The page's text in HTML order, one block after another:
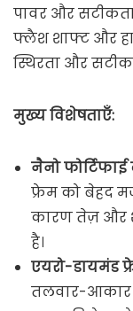
पावर और
फ्लैश शाफ्ट और
स्थिरता और
मुख्य विशेषताएँ:
नैनो
फ्रेम को बेहद
कारण तेज़ और
है।
एयरो-डायमंड
तलवार-आकार